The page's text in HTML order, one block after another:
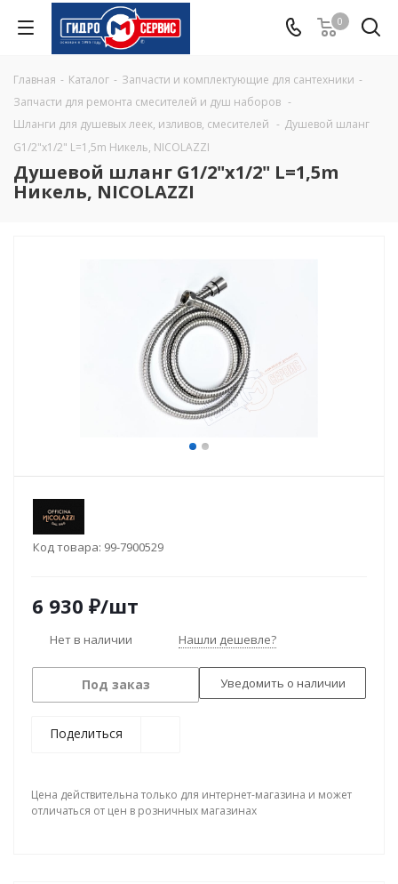
0
Главная - Каталог - Запчасти и комплектующие для сантехники -
Запчасти для ремонта смесителей и душ наборов -
Шланги для душевых леек, изливов, смесителей - Душевой шланг
G1/2"х1/2" L=1,5m Никель, NICOLAZZI
Душевой шланг G1/2"х1/2" L=1,5m
Никель, NICOLAZZI
Код товара: 99-7900529
6 930 ₽/шт
Нет в наличии Нашли дешевле?
Под заказ Уведомить о наличии
Поделиться
Цена действительна только для интернет-магазина и может
отличаться от цен в розничных магазинах